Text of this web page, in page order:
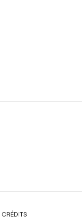
CRÉDITS